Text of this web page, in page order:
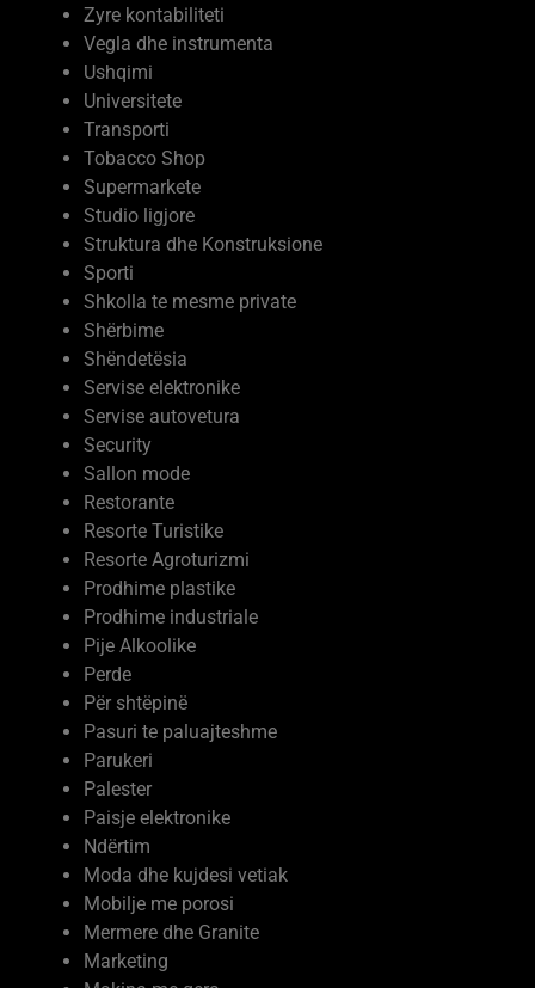
Zyre kontabiliteti
Vegla dhe instrumenta
Ushqimi
Universitete
Transporti
Tobacco Shop
Supermarkete
Studio ligjore
Struktura dhe Konstruksione
Sporti
Shkolla te mesme private
Shërbime
Shëndetësia
Servise elektronike
Servise autovetura
Security
Sallon mode
Restorante
Resorte Turistike
Resorte Agroturizmi
Prodhime plastike
Prodhime industriale
Pije Alkoolike
Perde
Për shtëpinë
Pasuri te paluajteshme
Parukeri
Palester
Paisje elektronike
Ndërtim
Moda dhe kujdesi vetiak
Mobilje me porosi
Mermere dhe Granite
Marketing